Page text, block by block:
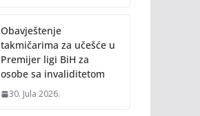
n
k
Obavještenje
takmičarima za učešće u
Premijer ligi BiH za
osobe sa invaliditetom
30. Jula 2026.